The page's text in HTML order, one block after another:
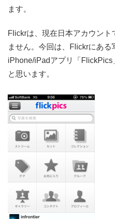
ます。
Flickrは、現在日本アカウン
ません。今回は、Flickrにあ
iPhone/iPadアプリ「FlickPics
と思います。